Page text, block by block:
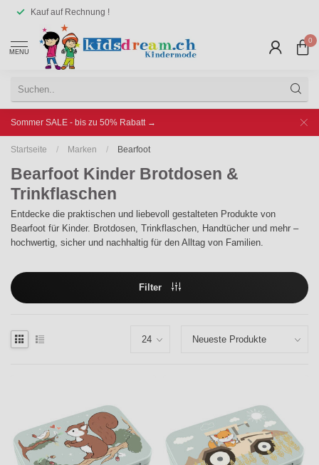
Kauf auf Rechnung !
MENU
0
Sommer SALE - bis zu 50% Rabatt →
Startseite / Marken / Bearfoot
Bearfoot Kinder Brotdosen &
Trinkflaschen
Entdecke die praktischen und liebevoll gestalteten Produkte von
Bearfoot für Kinder. Brotdosen, Trinkflaschen, Handtücher und mehr –
hochwertig, sicher und nachhaltig für den Alltag von Familien.
Filter